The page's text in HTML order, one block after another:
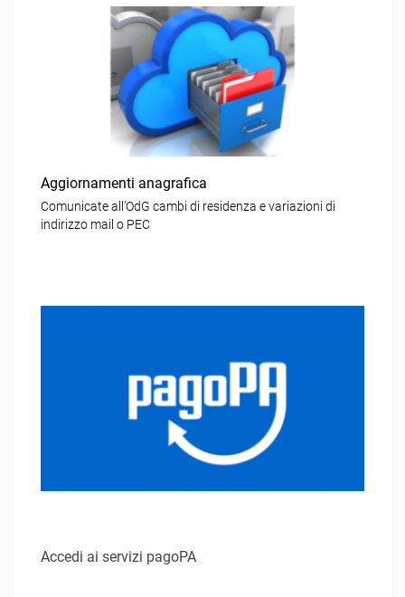
Aggiornamenti anagrafica
Comunicate all’OdG cambi di residenza e variazioni di
indirizzo mail o PEC
Accedi ai servizi pagoPA